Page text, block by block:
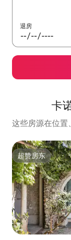
退房
卡
这些房源在位置
超赞房东
超赞房东